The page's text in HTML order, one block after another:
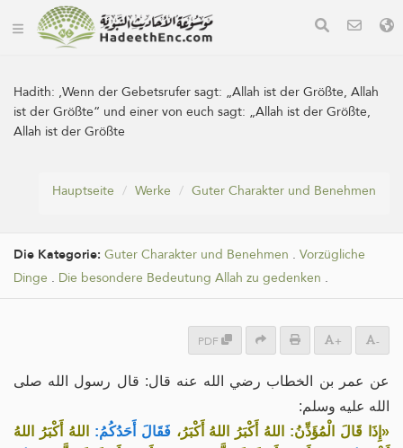
Hadith: ‚Wenn der Gebetsrufer sagt: „Allah ist der Größte, Allah
ist der Größte“ und einer von euch sagt: „Allah ist der Größte,
Allah ist der Größte
Hauptseite Werke Guter Charakter und Benehmen
Die Kategorie: Guter Charakter und Benehmen . Vorzügliche
Dinge . Die besondere Bedeutung Allah zu gedenken .
PDF + -
عن عمر بن الخطاب رضي الله عنه قال: قال رسول الله صلى
الله عليه وسلم:
«إِذَا قَالَ الْمُؤَذِّنُ: اللهُ أَكْبَرُ اللهُ أَكْبَرُ، فَقَالَ أَحَدُكُمُ: اللهُ أَكْبَرُ اللهُ